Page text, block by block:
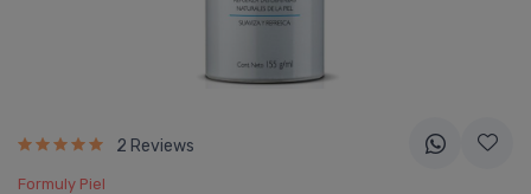
2 Reviews
Formuly Piel